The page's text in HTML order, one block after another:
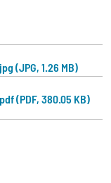
(JPG, 1.26 MB)
(PDF, 380.05 KB)